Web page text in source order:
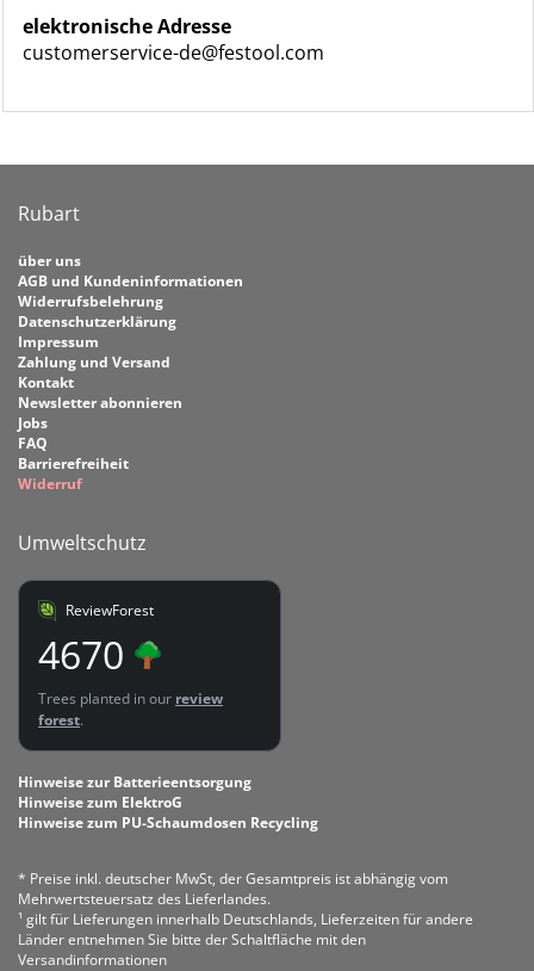
elektronische Adresse
customerservice-de@festool.com
Rubart
über uns
AGB und Kundeninformationen
Widerrufsbelehrung
Datenschutzerklärung
Impressum
Zahlung und Versand
Kontakt
Newsletter abonnieren
Jobs
FAQ
Barrierefreiheit
Widerruf
Umweltschutz
ReviewForest
4670
Trees planted in our review
forest.
Hinweise zur Batterieentsorgung
Hinweise zum ElektroG
Hinweise zum PU-Schaumdosen Recycling
* Preise inkl. deutscher MwSt, der Gesamtpreis ist abhängig vom
Mehrwertsteuersatz des Lieferlandes.
¹ gilt für Lieferungen innerhalb Deutschlands, Lieferzeiten für andere
Länder entnehmen Sie bitte der Schaltfläche mit den
Versandinformationen